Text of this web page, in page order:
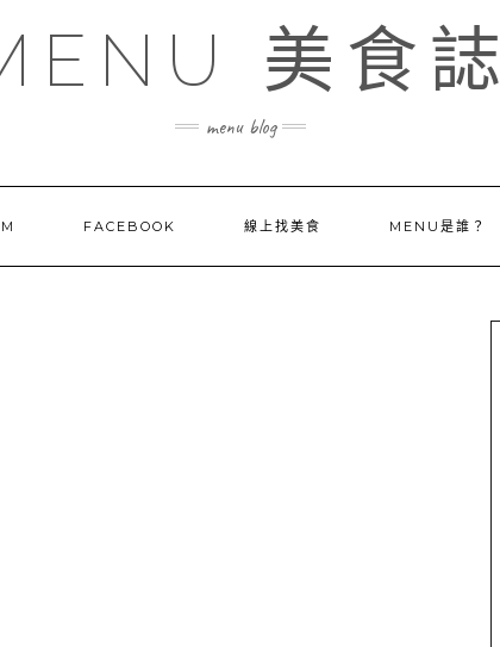
美食誌
menu blog
FACEBOOK 線上找美食 MENU是誰？